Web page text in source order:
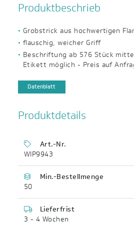
Produktbeschrieb
Grobstrick aus hochwertigen
flauschig, weicher Griff
Beschriftung ab 576 Stück
Etikett möglich - Preis auf
Datenblatt
Produktdetails
Art.-Nr.
WIP9943
Min.-Bestellmenge
50
Lieferfrist
3 - 4 Wochen